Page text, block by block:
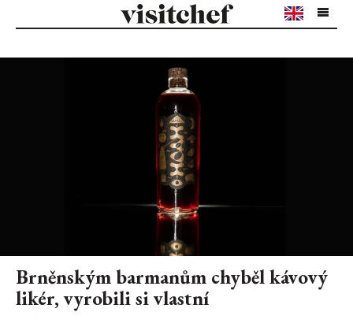
Brněnským barmanům chyběl kávový
likér, vyrobili si vlastní